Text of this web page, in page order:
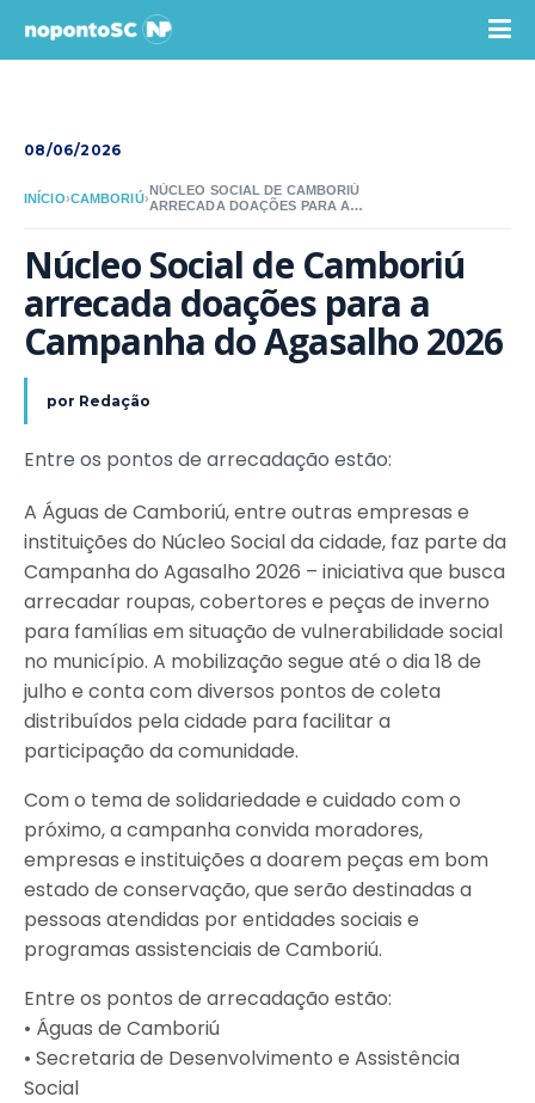
08/06/2026
INÍCIO›CAMBORIÚ›
NÚCLEO SOCIAL DE CAMBORIÚ
ARRECADA DOAÇÕES PARA A
Núcleo Social de Camboriú
arrecada doações para a
Campanha do Agasalho 2026
por Redação
Entre os pontos de arrecadação estão:
A Águas de Camboriú, entre outras empresas e
instituições do Núcleo Social da cidade, faz parte da
Campanha do Agasalho 2026 – iniciativa que busca
arrecadar roupas, cobertores e peças de inverno
para famílias em situação de vulnerabilidade social
no município. A mobilização segue até o dia 18 de
julho e conta com diversos pontos de coleta
distribuídos pela cidade para facilitar a
participação da comunidade.
Com o tema de solidariedade e cuidado com o
próximo, a campanha convida moradores,
empresas e instituições a doarem peças em bom
estado de conservação, que serão destinadas a
pessoas atendidas por entidades sociais e
programas assistenciais de Camboriú.
Entre os pontos de arrecadação estão:
• Águas de Camboriú
• Secretaria de Desenvolvimento e Assistência
Social